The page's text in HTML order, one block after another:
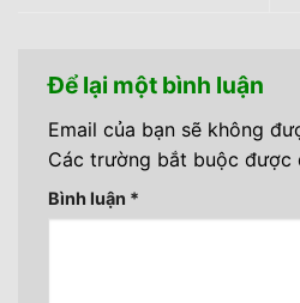
Để lại một bình luận
Email của bạn sẽ không
Các trường bắt buộc được
Bình luận *